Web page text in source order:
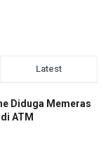
Latest
Diduga Memeras
ATM